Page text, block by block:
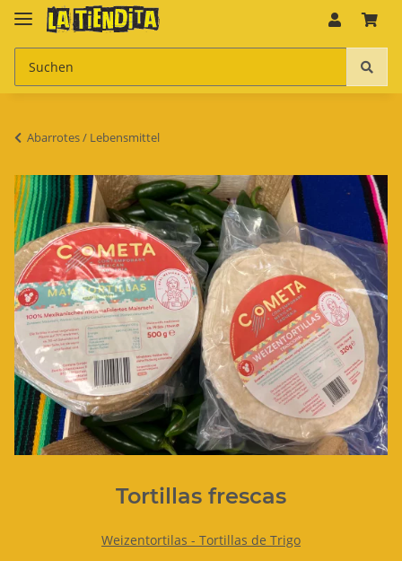
Abarrotes / Lebensmittel
Tortillas frescas
Weizentortilas - Tortillas de Trigo